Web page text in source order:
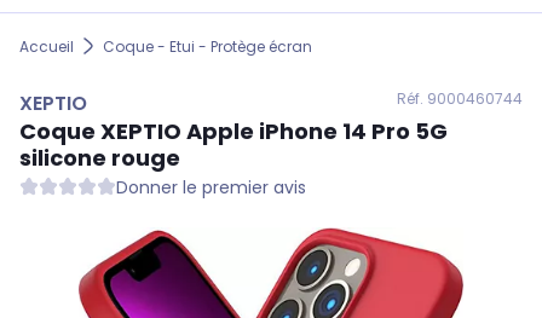
Accueil Coque - Etui - Protège écran
XEPTIO Réf. 9000460744
Coque XEPTIO Apple iPhone 14 Pro 5G
silicone rouge
Donner le premier avis